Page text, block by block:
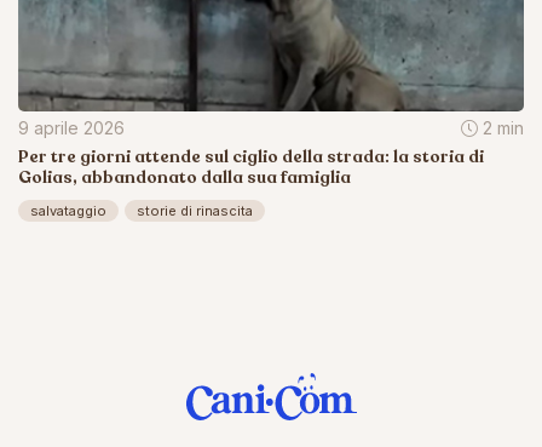
9 aprile 2026 2 min
Per tre giorni attende sul ciglio della strada: la storia di
Golias, abbandonato dalla sua famiglia
salvataggio storie di rinascita